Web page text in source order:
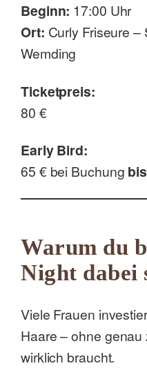
Beginn: 17:00 Uhr
Ort: Curly Friseure –
Wemding
Ticketpreis:
80 €
Early Bird:
65 € bei Buchung
Warum du
Night dabei
Viele Frauen
Haare – ohne
wirklich braucht.